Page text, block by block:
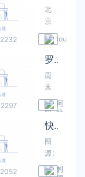
乐
圈
典
动
接
二
连
三
好
热
闹，
这
楼
非
常
奥
《2020
快
宠
物
生
态
报
告》：
北
京
时
间7
月
日
消
息，
据
《华
尔
街
报》
touzi
2232
站
罗志祥发新歌 孟美岐工作室重新营业？
周
末
愉
快！
恰
年
末
上
阿
鳅
2297
爱
刀 快手宠物短视频单日最高播放量达7亿；酷我畅听：已吸引数万名垂类主播入驻；触宝年营收将超5亿美元丨猬报
图
源：
微
刺
2052 爱